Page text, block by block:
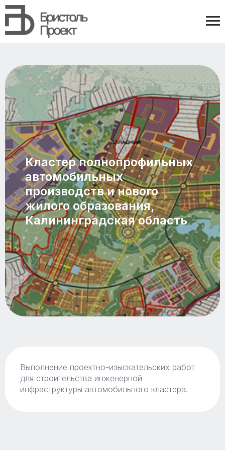
Кластер полнопрофильных
автомобильных
производств и нового
жилого образования,
Калининградская область
Выполнение проектно-изыскательских работ
для строительства инженерной
инфраструктуры автомобильного кластера.